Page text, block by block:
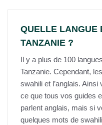
QUELLE LANGUE
TANZANIE ?
Il y a plus de 100
Tanzanie. Cependant,
swahili et l’anglais.
ce que tous vos guides
parlent anglais, mais si
quelques mots de